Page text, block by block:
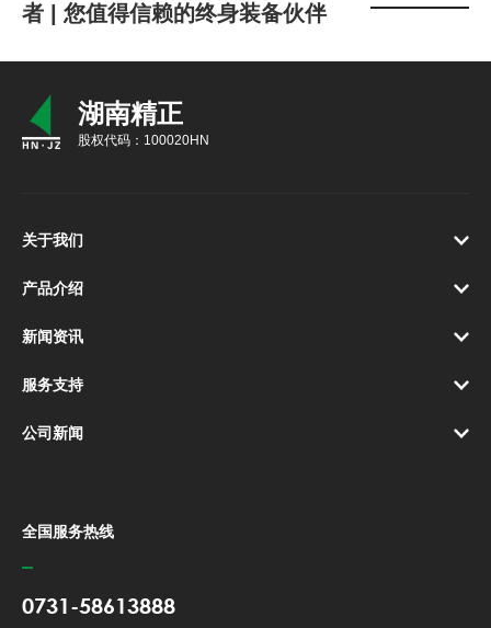
者 | 您值得信赖的终身装备伙伴
湖南精正
股权代码：100020HN
全国服务热线
0731-58613888
关于我们
产品介绍
新闻资讯
服务支持
公司新闻